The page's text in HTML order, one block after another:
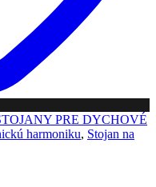
PRE DYCHOVÉ
harmoniku, Stojan na